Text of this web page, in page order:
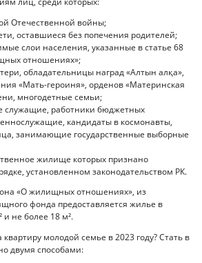
Отечественной войны;
оставшиеся без попечения родителей;
слои населения, указанные в статье 68
отношениях»;
обладательницы наград «Алтын алқа»,
«Мать-героиня», орденов «Материнская
многодетные семьи;
служащие, работники бюджетных
кандидаты в космонавты,
занимающие государственные выборные
жилище которых признано
установленном законодательством РК.
«О жилищных отношениях», из
фонда предоставляется жилье в
не более 18 м².
квартиру молодой семье в 2023 году? Стать в
двумя способами: